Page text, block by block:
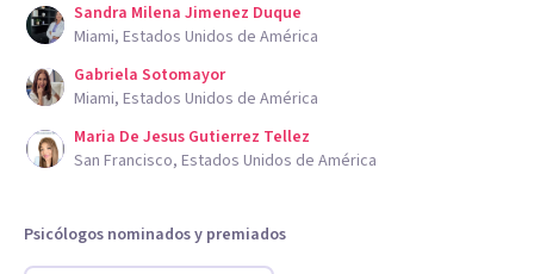
Sandra Milena Jimenez Duque
Miami, Estados Unidos de América
Gabriela Sotomayor
Miami, Estados Unidos de América
Maria De Jesus Gutierrez Tellez
San Francisco, Estados Unidos de América
Psicólogos nominados y premiados